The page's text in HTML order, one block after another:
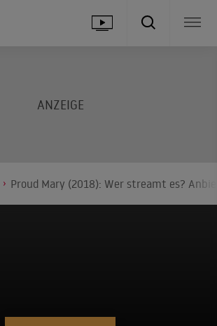
Proud Mary (2018): Wer streamt es?